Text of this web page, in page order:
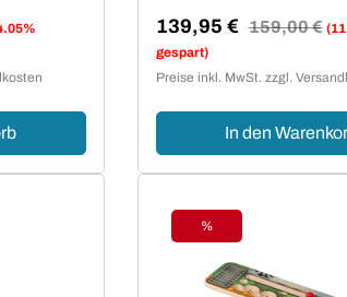
Verkaufspreis:
139,95 € Regulärer Preis:
159,00 €
gespart)
Preise inkl. MwSt. zzgl.
In den
Rabatt
%